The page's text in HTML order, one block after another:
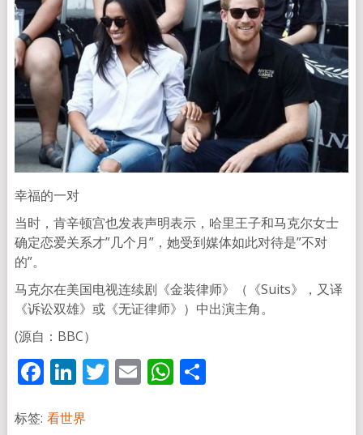
幸福的一对
当时，肯辛顿宫也发表声明表示，哈里王子和马克尔女士
确定恋爱关系才”几个月”，她受到媒体如此对待是”不对
的”。
马克尔在美国电视连续剧《金装律师》（《Suits》，又译
《诉讼双雄》或《无证律师》）中出演主角。
(源自：BBC）
Facebook
LinkedIn
Twitter
EmailWhatsApp
分
标签: 看世界